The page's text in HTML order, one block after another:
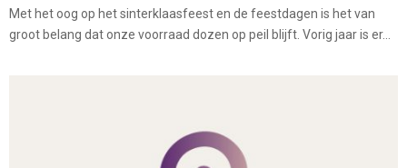
Met het oog op het sinterklaasfeest en de feestdagen is het van
groot belang dat onze voorraad dozen op peil blijft. Vorig jaar is er...